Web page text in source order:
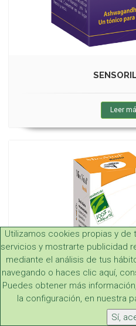
Leer
Utilizamos cookies propias y
servicios y mostrarte publicidad
mediante el análisis de tus
navegando o haces clic aquí,
Puedes obtener más
la configuración, en nuestra
Sí,